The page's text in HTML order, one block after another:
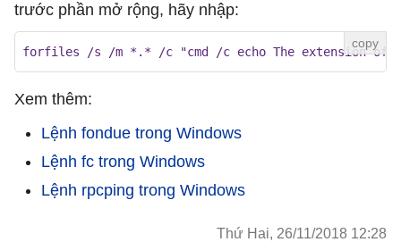
trước phần mở rộng, hãy nhập:
forfiles /s /m *.* /c "cmd /c echo The extension of
Xem thêm:
Lệnh fondue trong Windows
Lệnh fc trong Windows
Lệnh rpcping trong Windows
Thứ Hai, 26/11/2018 12:28